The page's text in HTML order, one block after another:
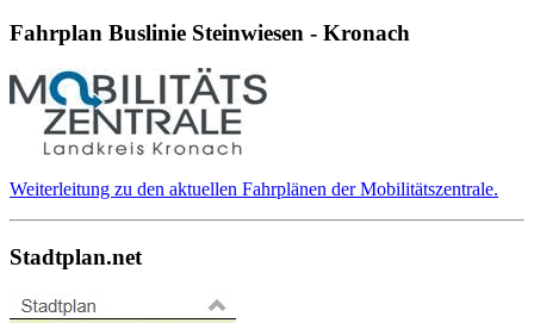
Fahrplan Buslinie Steinwiesen - Kronach
Weiterleitung zu den aktuellen Fahrplänen der Mobilitätszentrale.
Stadtplan.net